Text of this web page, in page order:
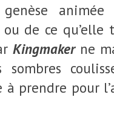
ou de ce
Kingmaker ne
prendre pour